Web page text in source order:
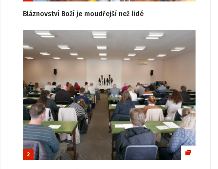
Bláznovství Boží je moudřejší než lidé
2